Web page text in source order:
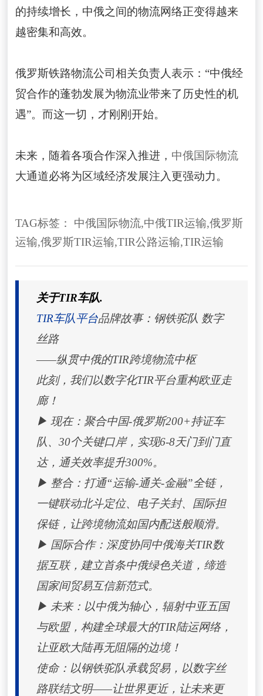
的持续增长，中俄之间的物流网络正变得越来
越密集和高效。
俄罗斯铁路物流公司相关负责人表示：“中俄经
贸合作的蓬勃发展为物流业带来了历史性的机
遇”。而这一切，才刚刚开始。
未来，随着各项合作深入推进， 中俄国际物流
大通道必将为区域经济发展注入更强动力。
TAG标签： 中俄国际物流,中俄TIR运输,俄罗斯
运输,俄罗斯TIR运输,TIR公路运输,TIR运输
关于TIR车队.
TIR车队平台品牌故事：钢铁驼队 数字
丝路
——纵贯中俄的TIR跨境物流中枢
此刻，我们以数字化TIR平台重构欧亚走
廊！
▶ 现在：聚合中国-俄罗斯200+持证车
队、30个关键口岸，实现6-8天门到门直
达，通关效率提升300%。
▶ 整合：打通“运输-通关-金融”全链，
一键联动北斗定位、电子关封、国际担
保链，让跨境物流如国内配送般顺滑。
▶ 国际合作：深度协同中俄海关TIR数
据互联，建立首条中俄绿色关道，缔造
国家间贸易互信新范式。
▶ 未来：以中俄为轴心，辐射中亚五国
与欧盟，构建全球最大的TIR陆运网络，
让亚欧大陆再无阻隔的边境！
使命：以钢铁驼队承载贸易，以数字丝
路联结文明——让世界更近，让未来更